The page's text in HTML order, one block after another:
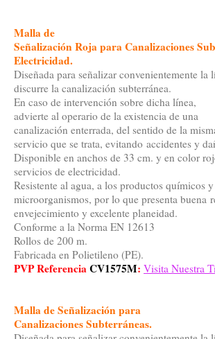
Malla de
Señalización Roja para Canalizaciones
Electricidad.
Diseñada para señalizar convenientemente la
discurre la canalización subterránea.
En caso de intervención sobre dicha línea,
advierte al operario de la existencia de una
canalización enterrada, del sentido de la
servicio que se trata, evitando accidentes y
Disponible en anchos de 33 cm. y en color
servicios de electricidad.
Resistente al agua, a los productos químicos
microorganismos, por lo que presenta buena
envejecimiento y excelente planeidad.
Conforme a la Norma EN 12613
Rollos de 200 m.
Fabricada en Polietileno (PE).
PVP ReferenciaCV1575M: Visita Nuestra
Malla de Señalización para
Canalizaciones Subterráneas.